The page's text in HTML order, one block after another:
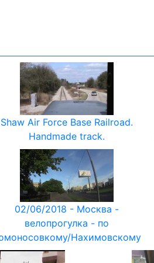
Shaw Air Force Base Railroad.
Handmade track.
02/06/2018 - Москва -
велопрогулка - по
Нахимовскому